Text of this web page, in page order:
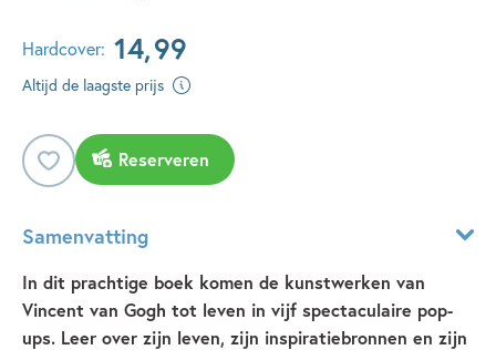
Hardcover: 14,99
Altijd de laagste prijs
Reserveren
Samenvatting
In dit prachtige boek komen de kunstwerken van
Vincent van Gogh tot leven in vijf spectaculaire pop-
ups. Leer over zijn leven, zijn inspiratiebronnen en zijn